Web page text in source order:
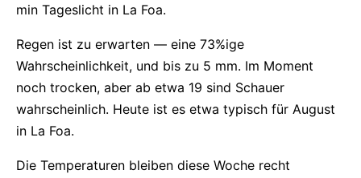
min Tageslicht in La Foa.
Regen ist zu erwarten — eine 73%ige
Wahrscheinlichkeit, und bis zu 5 mm. Im Moment
noch trocken, aber ab etwa 19 sind Schauer
wahrscheinlich. Heute ist es etwa typisch für August
in La Foa.
Die Temperaturen bleiben diese Woche recht